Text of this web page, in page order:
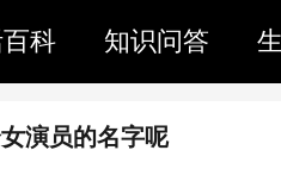
科 知识问答
演员的名字呢